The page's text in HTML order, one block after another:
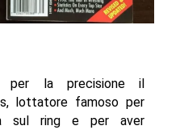
per la precisione il
lottatore famoso per
sul ring e per aver